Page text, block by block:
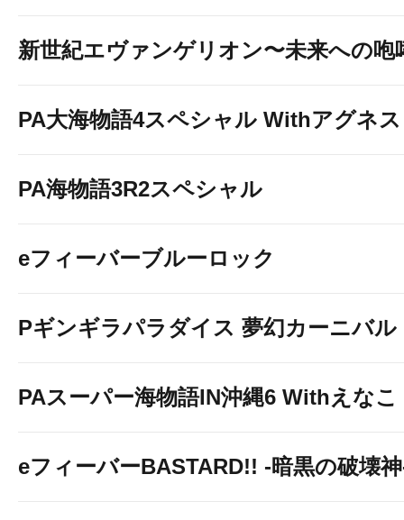
新世紀エヴァンゲリオン〜未来への咆
PA大海物語4スペシャル Withアグネ
PA海物語3R2スペシャル
eフィーバーブルーロック
Pギンギラパラダイス 夢幻カーニバル
PAスーパー海物語IN沖縄6 Withえなこ
eフィーバーBASTARD!! -暗黒の破壊